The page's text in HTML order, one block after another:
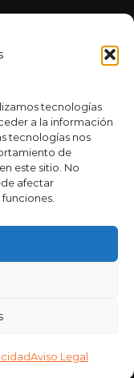
tecnologías
a la información
tecnologías nos
de
este sitio. No
afectar
Aviso Legal
la
al cliente y el